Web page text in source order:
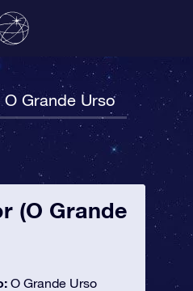
Grande Urso
(O Grande
O Grande Urso